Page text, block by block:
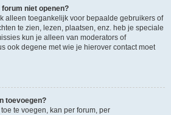
niet openen?
alleen toegankelijk voor bepaalde gebruikers of
te zien, lezen, plaatsen, enz. heb je speciale
kun je alleen van moderators of
ook degene met wie je hierover contact moet
toevoegen?
te voegen, kan per forum, per